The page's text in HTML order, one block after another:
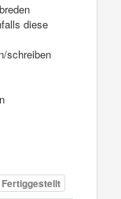
diese
schreiben
Fertiggestellt